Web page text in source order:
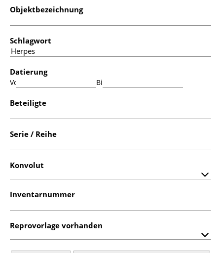
Objektbezeichnung
Schlagwort
Datierung
Von: Bis:
Beteiligte
Serie / Reihe
Konvolut
Inventarnummer
Reprovorlage vorhanden